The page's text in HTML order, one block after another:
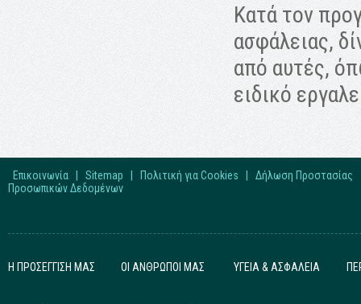
Κατά τον
ασφάλειας,
από αυτές,
ειδικό
Επικοινωνία Sitemap Πολιτική για Cookies
Δήλωση Προστασίας
Προσωπικών Δεδομένων
Η ΠΡΟΣΕΓΓΙΣΗ ΜΑΣ ΟΙ ΑΝΘΡΩΠΟΙ ΜΑΣ ΥΓΕΙΑ & ΑΣΦΑΛΕΙΑ